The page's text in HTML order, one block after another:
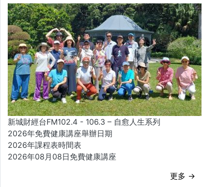
新城財經台FM102.4 - 106.3 – 自愈人生系列
2026年免費健康講座舉辦日期
2026年課程表時間表
2026年08月08日免費健康講座
更多 →